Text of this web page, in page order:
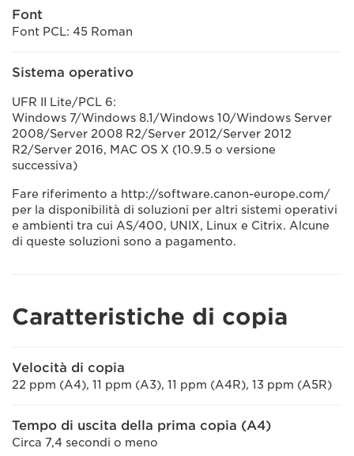
Font
Font PCL: 45 Roman
Sistema operativo
UFR II Lite/PCL 6:
Windows 7/Windows 8.1/Windows 10/Windows Server
2008/Server 2008 R2/Server 2012/Server 2012
R2/Server 2016, MAC OS X (10.9.5 o versione
successiva)
Fare riferimento a http://software.canon-europe.com/
per la disponibilità di soluzioni per altri sistemi operativi
e ambienti tra cui AS/400, UNIX, Linux e Citrix. Alcune
di queste soluzioni sono a pagamento.
Caratteristiche di copia
Velocità di copia
22 ppm (A4), 11 ppm (A3), 11 ppm (A4R), 13 ppm (A5R)
Tempo di uscita della prima copia (A4)
Circa 7,4 secondi o meno